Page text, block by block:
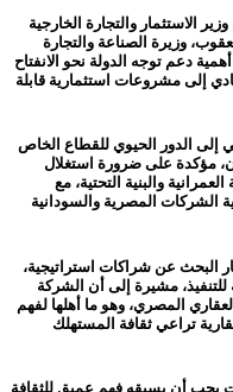
والتجارة الخارجية
وزيرة الصناعة والتجارة
دعم توجه الدولة نحو الانفتاح
إلى مشروعات استثمارية قابلة
إلى الدور الحيوي للقطاع الخاص
مؤكدة على ضرورة استغلال
والبنية التحتية، مع
الشركات المصرية والسودانية
البحث عن شراكات استراتيجية،
للتنفيذ، مشيرة إلى أن الشركة
المصري، وهو ما أهلها لفهم
تراعي ثقافة المستهلك
يجب أن يسبقه فهم عميق للثقافة